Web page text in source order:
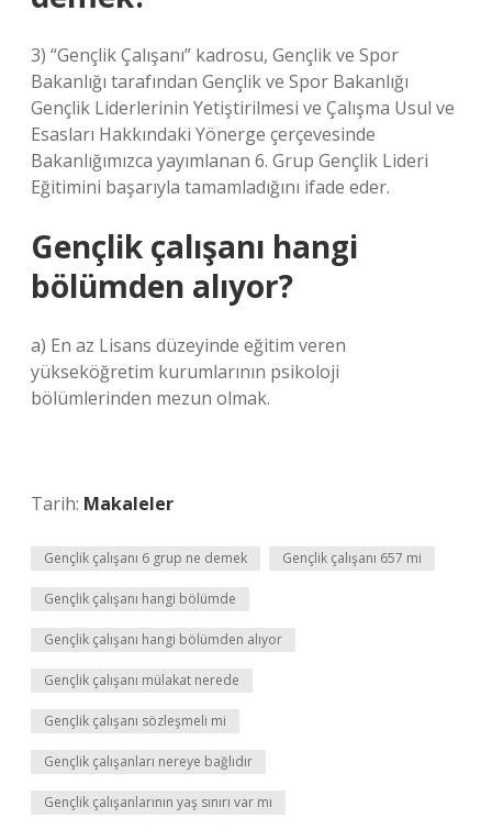
3) “Gençlik Çalışanı” kadrosu, Gençlik ve Spor
Bakanlığı tarafından Gençlik ve Spor Bakanlığı
Gençlik Liderlerinin Yetiştirilmesi ve Çalışma Usul ve
Esasları Hakkındaki Yönerge çerçevesinde
Bakanlığımızca yayımlanan 6. Grup Gençlik Lideri
Eğitimini başarıyla tamamladığını ifade eder.
Gençlik çalışanı hangi
bölümden alıyor?
a) En az Lisans düzeyinde eğitim veren
yükseköğretim kurumlarının psikoloji
bölümlerinden mezun olmak.
Tarih: Makaleler
Gençlik çalışanı 6 grup ne demek Gençlik çalışanı 657 mi
Gençlik çalışanı hangi bölümde
Gençlik çalışanı hangi bölümden alıyor
Gençlik çalışanı mülakat nerede
Gençlik çalışanı sözleşmeli mi
Gençlik çalışanları nereye bağlıdır
Gençlik çalışanlarının yaş sınırı var mı